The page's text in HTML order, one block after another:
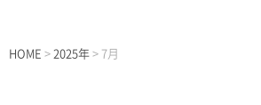
HOME > 2025年 > 7月